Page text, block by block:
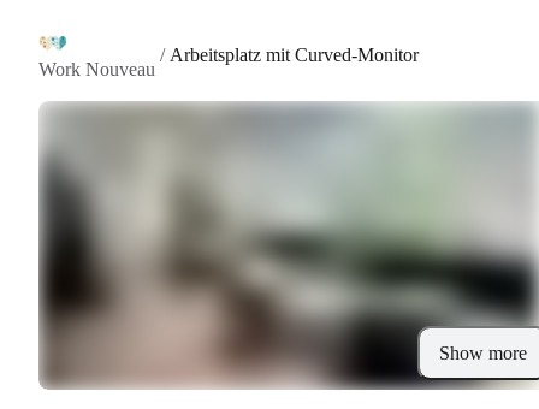
Work Nouveau
/ Arbeitsplatz mit Curved-Monitor
Show more